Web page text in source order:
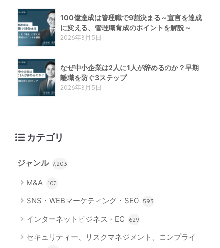
100億達成は管理職で9割決まる～宣言を達成
に変える、管理職育成のポイントを解説～
2026年8月5日
なぜ中小企業は2人に1人が辞めるのか？早期
離職を防ぐ3ステップ
2026年8月5日
カテゴリ
ジャンル 7,203
M&A 107
SNS・WEBマーケティング・SEO 593
インターネットビジネス・EC 629
セキュリティー、リスクマネジメント、コンプライ